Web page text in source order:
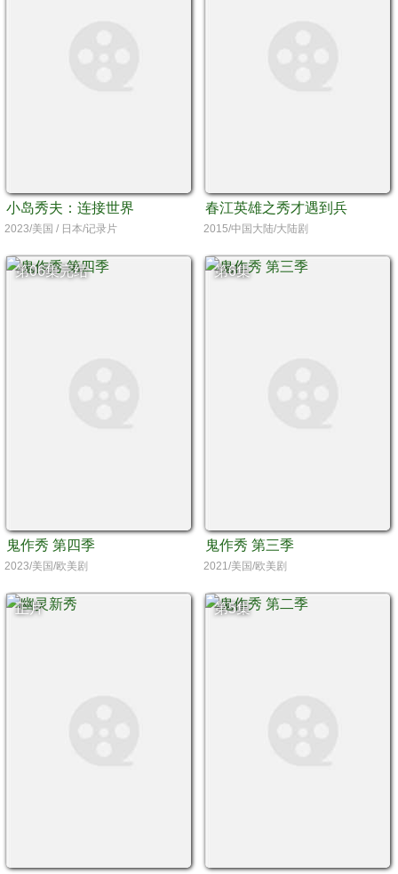
小岛秀夫：连接世界
2023/美国 / 日本/记录片
春江英雄之秀才遇到兵
2015/中国大陆/大陆剧
第06集完结
鬼作秀 第四季
2023/美国/欧美剧
第6集
鬼作秀 第三季
2021/美国/欧美剧
正片 第5集